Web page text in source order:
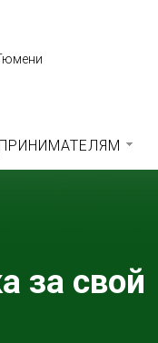
за свой